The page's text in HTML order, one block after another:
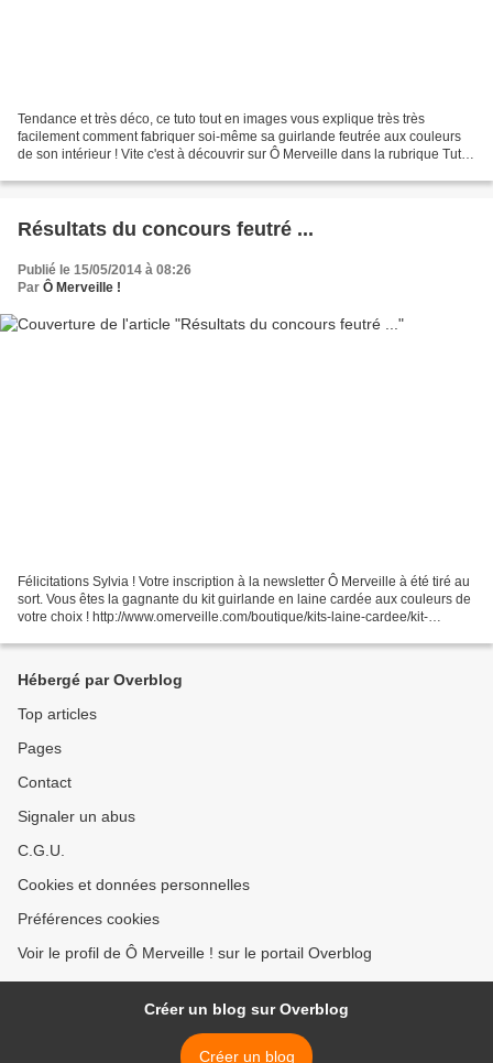
Tendance et très déco, ce tuto tout en images vous explique très très
facilement comment fabriquer soi-même sa guirlande feutrée aux couleurs
de son intérieur ! Vite c'est à découvrir sur Ô Merveille dans la rubrique Tuto
Résultats du concours feutré ...
Publié le 15/05/2014 à 08:26
Par Ô Merveille !
Félicitations Sylvia ! Votre inscription à la newsletter Ô Merveille à été tiré au
sort. Vous êtes la gagnante du kit guirlande en laine cardée aux couleurs de
votre choix ! http://www.omerveille.com/boutique/kits-laine-cardee/kit-
Hébergé par Overblog
Top articles
Pages
Contact
Signaler un abus
C.G.U.
Cookies et données personnelles
Préférences cookies
Voir le profil de Ô Merveille ! sur le portail Overblog
Créer un blog sur Overblog
Créer un blog